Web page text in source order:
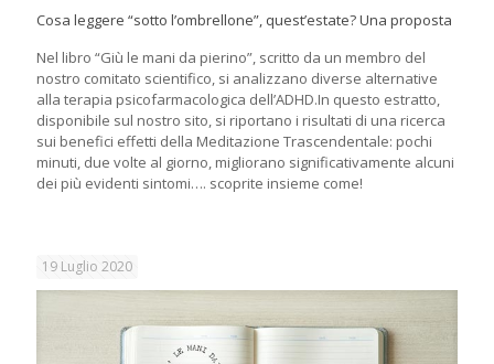
Cosa leggere “sotto l’ombrellone”, quest’estate? Una proposta
Nel libro “Giù le mani da pierino”, scritto da un membro del
nostro comitato scientifico, si analizzano diverse alternative
alla terapia psicofarmacologica dell’ADHD.In questo estratto,
disponibile sul nostro sito, si riportano i risultati di una ricerca
sui benefici effetti della Meditazione Trascendentale: pochi
minuti, due volte al giorno, migliorano significativamente alcuni
dei più evidenti sintomi…. scoprite insieme come!
19 Luglio 2020